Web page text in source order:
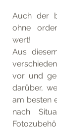
Auch der
ohne
wert!
Aus
vor und
darüber,
am besten
nach